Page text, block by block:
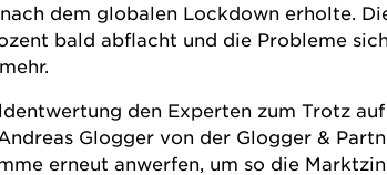
dem globalen Lockdown erholte.
bald abflacht und die Probleme
den Experten zum Trotz
Glogger von der Glogger &
erneut anwerfen, um so die